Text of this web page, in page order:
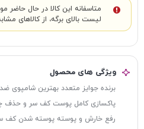
متاسفانه این کالا در حال حاضر
لیست بالای برگه، از کالاهای
ویژگی های محصول
برنده جوایز متعدد بهترین شامپوی
پاکسازی کامل پوست کف سر و حذف
رفع خارش و پوسته پوسته شدن کف